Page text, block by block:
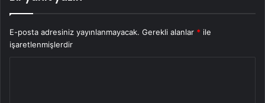
E-posta adresiniz yayınlanmayacak. Gerekli alanlar * ile
işaretlenmişlerdir